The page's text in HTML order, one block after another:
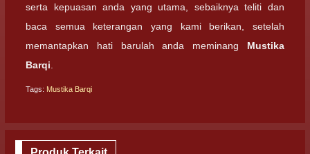
serta kepuasan anda yang utama, sebaiknya teliti dan
baca semua keterangan yang kami berikan, setelah
memantapkan hati barulah anda meminang Mustika
Barqi
Tags: Mustika Barqi